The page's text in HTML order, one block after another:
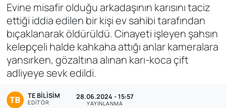
Evine misafir olduğu arkadaşının karısını taciz
ettiği iddia edilen bir kişi ev sahibi tarafından
bıçaklanarak öldürüldü. Cinayeti işleyen şahsın
kelepçeli halde kahkaha attığı anlar kameralara
yansırken, gözaltına alınan karı-koca çift
adliyeye sevk edildi.
TE BILISIM
EDITÖR
28.06.2024 - 15:57
YAYINLANMA
Bölge
Dünya
Ekonomi
Haber Arşivi